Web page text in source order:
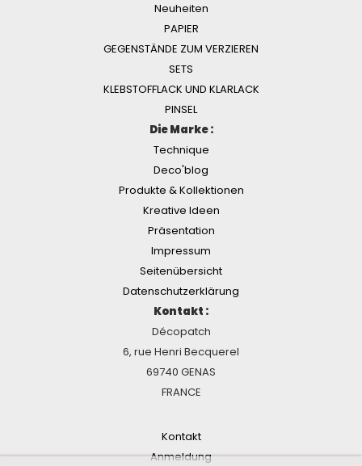
Neuheiten
PAPIER
GEGENSTÄNDE ZUM VERZIEREN
SETS
KLEBSTOFFLACK UND KLARLACK
PINSEL
Die Marke :
Technique
Deco'blog
Produkte & Kollektionen
Kreative Ideen
Präsentation
Impressum
Seitenübersicht
Datenschutzerklärung
Kontakt :
Décopatch
6, rue Henri Becquerel
69740 GENAS
FRANCE
Kontakt
Anmeldung